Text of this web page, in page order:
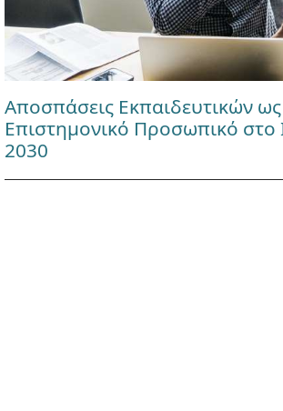
Αποσπάσεις Εκπαιδευτικών ως
Επιστημονικό Προσωπικό στο
2030